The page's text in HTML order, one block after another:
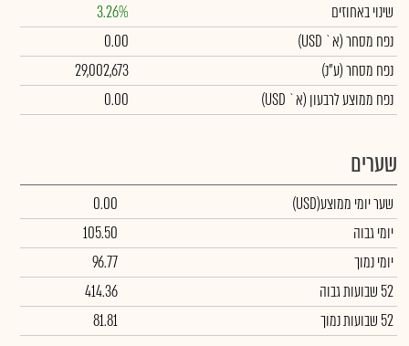
שינוי באחוזים
3.26%
נפח מסחר(א` USD)
0.00
נפח מסחר(ע"נ)
29,002,673
נפח ממוצע לרבעון (א` USD)
0.00
שערים
שער יומי ממוצע(USD)
0.00
יומי גבוה
105.50
יומי נמוך
96.77
52 שבועות גבוה
414.36
52 שבועות נמוך
81.81